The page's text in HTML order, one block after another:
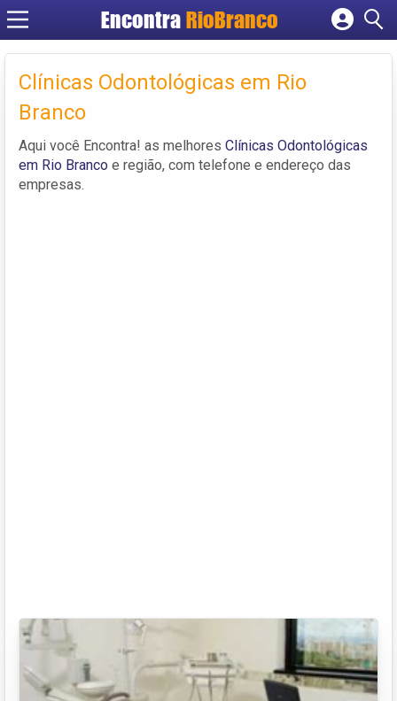
Encontra RioBranco
Cadastrar empresa
Criar conta
Clínicas Odontológicas em Rio
Branco
Aqui você Encontra! as melhores Clínicas Odontológicas
em Rio Branco e região, com telefone e endereço das
empresas.